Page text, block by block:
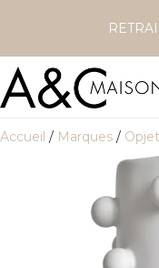
Accueil / Marques / Opjet